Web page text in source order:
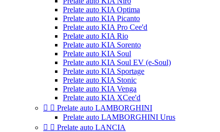
Prelate auto KIA Optima
Prelate auto KIA Picanto
Prelate auto KIA Pro Cee'd
Prelate auto KIA Rio
Prelate auto KIA Sorento
Prelate auto KIA Soul
Prelate auto KIA Soul EV (e-Soul)
Prelate auto KIA Sportage
Prelate auto KIA Stonic
Prelate auto KIA Venga
Prelate auto KIA XCee'd
  Prelate auto LAMBORGHINI
Prelate auto LAMBORGHINI Urus
  Prelate auto LANCIA